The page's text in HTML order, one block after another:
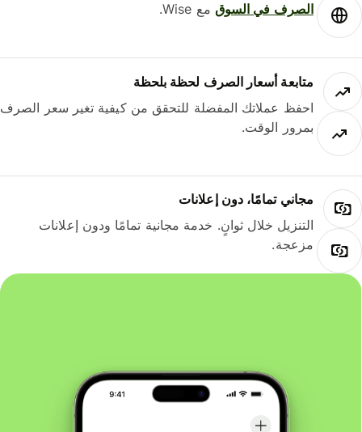
الصرف في السوقمع Wise.
متابعة أسعار الصرف لحظة بلحظة
احفظ عملاتك المفضلة للتحقق من كيفية تغير سعر الصرف
بمرور الوقت.
مجاني تمامًا، دون إعلانات
التنزيل خلال ثوانٍ. خدمة مجانية تمامًا ودون إعلانات
مزعجة.